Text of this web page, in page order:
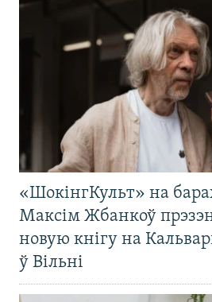
«ШокінгКульт» на
Максім Жбанкоў
новую кнігу на
ў Вільні